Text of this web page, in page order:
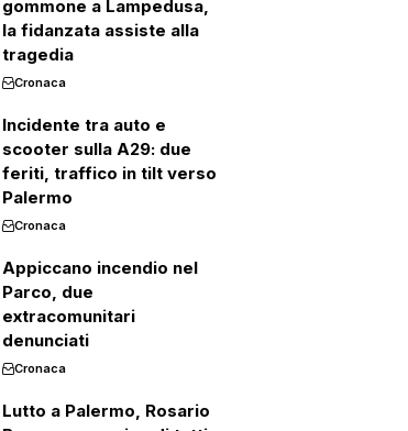
gommone a Lampedusa,
la fidanzata assiste alla
tragedia
Cronaca
Incidente tra auto e
scooter sulla A29: due
feriti, traffico in tilt verso
Palermo
Cronaca
Appiccano incendio nel
Parco, due
extracomunitari
denunciati
Cronaca
Lutto a Palermo, Rosario